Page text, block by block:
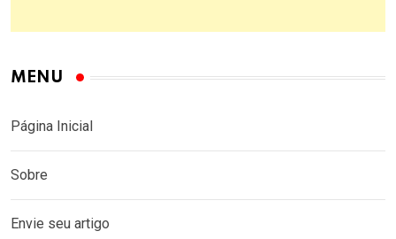
MENU
Página Inicial
Sobre
Envie seu artigo